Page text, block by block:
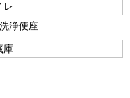
レ
浄便座
庫